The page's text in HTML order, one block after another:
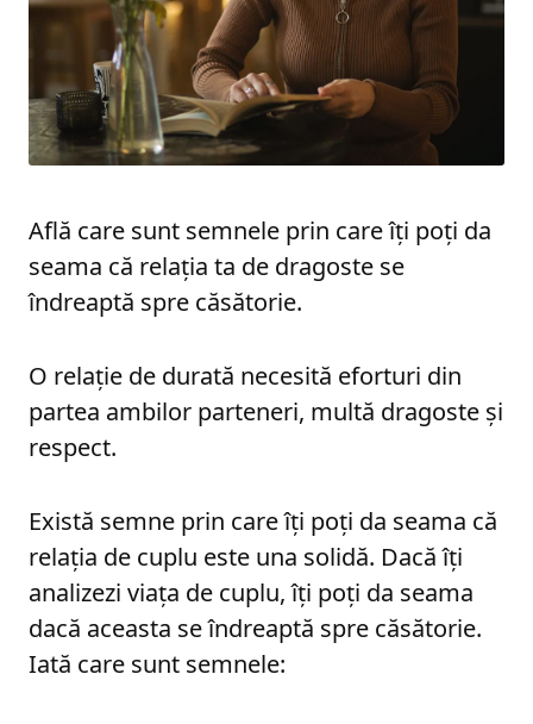
Află care sunt semnele prin care îți poți da
seama că relația ta de dragoste se
îndreaptă spre căsătorie.
O relație de durată necesită eforturi din
partea ambilor parteneri, multă dragoste și
respect.
Există semne prin care îți poți da seama că
relația de cuplu este una solidă. Dacă îți
analizezi viața de cuplu, îți poți da seama
dacă aceasta se îndreaptă spre căsătorie.
Iată care sunt semnele: